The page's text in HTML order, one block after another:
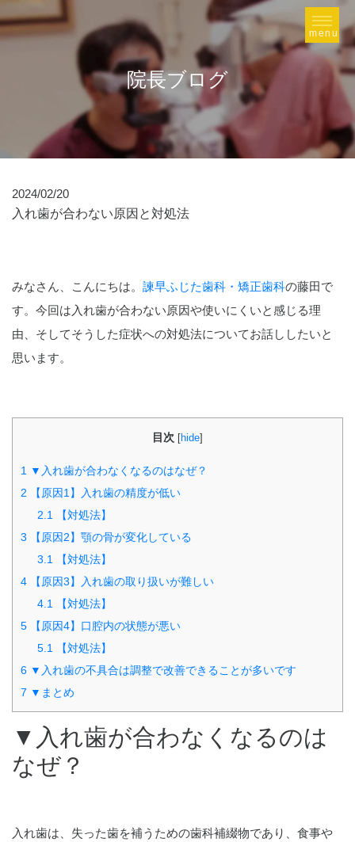
院長ブログ
2024/02/20
入れ歯が合わない原因と対処法
みなさん、こんにちは。 諫早ふじた歯科・矯正歯科の藤田で
す。今回は入れ歯が合わない原因や使いにくいと感じる理
由、そしてそうした症状への対処法についてお話ししたいと
思います。
目次 [hide]
1
▼入れ歯が合わなくなるのはなぜ？
2 【原因1】入れ歯の精度が低い
2.1
【対処法】
3 【原因2】顎の骨が変化している
3.1
【対処法】
4 【原因3】入れ歯の取り扱いが難しい
4.1
【対処法】
5 【原因4】口腔内の状態が悪い
5.1
【対処法】
6 ▼入れ歯の不具合は調整で改善できることが多いです
7 ▼まとめ
▼入れ歯が合わなくなるのは
なぜ？
入れ歯は、失った歯を補うための歯科補綴物であり、食事や